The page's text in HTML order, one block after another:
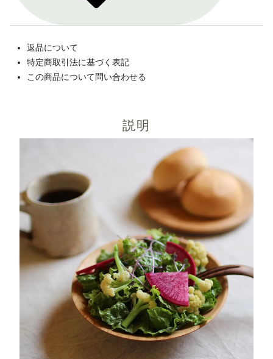
返品について
特定商取引法に基づく表記
この商品について問い合わせる
説明